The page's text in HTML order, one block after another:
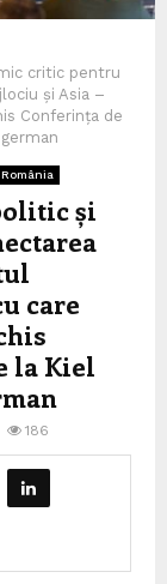
critic pentru
și Asia –
Conferința de
România
și
care
la Kiel
186